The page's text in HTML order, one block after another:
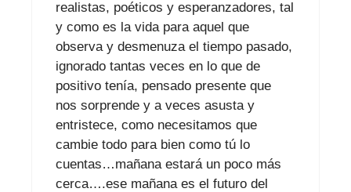
realistas, poéticos y esperanzadores, tal
y como es la vida para aquel que
observa y desmenuza el tiempo pasado,
ignorado tantas veces en lo que de
positivo tenía, pensado presente que
nos sorprende y a veces asusta y
entristece, como necesitamos que
cambie todo para bien como tú lo
cuentas…mañana estará un poco más
cerca….ese mañana es el futuro del